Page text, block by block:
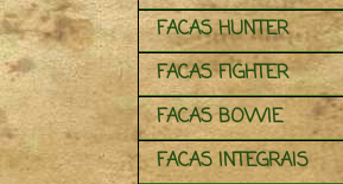
FACAS HUNTER
FACAS FIGHTER
FACAS BOWIE
FACAS INTEGRAIS